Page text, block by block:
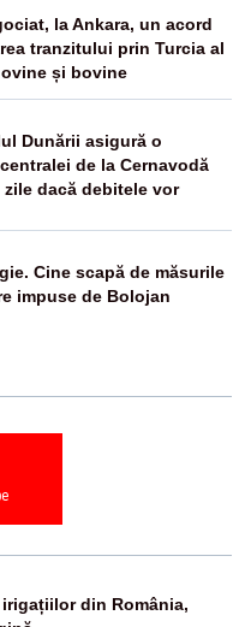
la Ankara, un acord
tranzitului prin Turcia al
și bovine
Dunării asigură o
de la Cernavodă
dacă debitele vor
Cine scapă de măsurile
impuse de Bolojan
din România,